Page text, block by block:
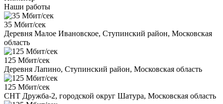
Наши работы
35 Мбит/сек
Деревня Малое Ивановское, Ступинский район, Московская
область
125 Мбит/сек
Деревня Лапино, Ступинский район, Московская область
125 Мбит/сек
СНТ Дружба-2, городской округ Шатура, Московская область